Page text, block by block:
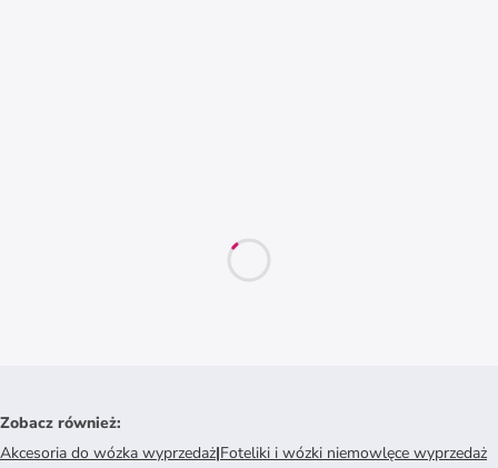
Zobacz również:
Akcesoria do wózka wyprzedaż|Foteliki i wózki niemowlęce wyprzedaż